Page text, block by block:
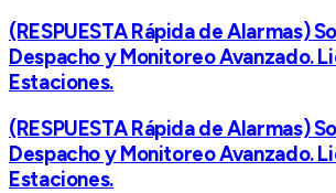
(RESPUESTA Rápida de Alarmas)
Despacho y Monitoreo Avanzado.
Estaciones.
(RESPUESTA Rápida de Alarmas)
Despacho y Monitoreo Avanzado.
Estaciones.